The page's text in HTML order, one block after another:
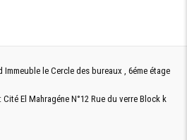
Immeuble le Cercle des bureaux , 6éme étage
El Mahragéne N°12 Rue du verre Block k